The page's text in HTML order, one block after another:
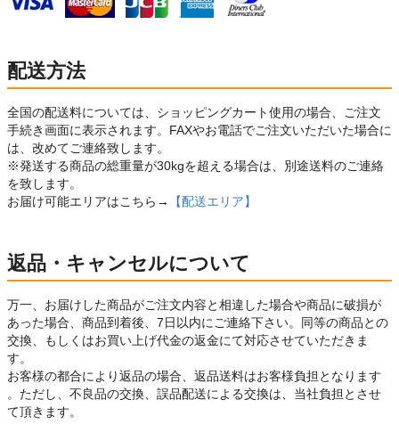
配送方法
全国の配送料については、ショッピングカート使用の場合、ご注文
手続き画面に表示されます。FAXやお電話でご注文いただいた場合に
は、改めてご連絡致します。
※発送する商品の総重量が30kgを超える場合は、別途送料のご連絡
を致します。
お届け可能エリアはこちら→
【配送エリア】
返品・キャンセルについて
万一、お届けした商品がご注文内容と相違した場合や商品に破損が
あった場合、商品到着後、7日以内にご連絡下さい。同等の商品との
交換、もしくはお買い上げ代金の返金にて対応させていただきま
す。
お客様の都合により返品の場合、返品送料はお客様負担となります
。ただし、不良品の交換、誤品配送による交換は、当社負担とさせ
て頂きます。